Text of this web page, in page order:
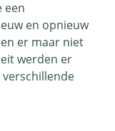
een
en opnieuw
er maar niet
werden er